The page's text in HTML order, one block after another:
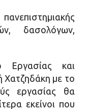
δασολόγων,
και
με το
εργασίας θα
εκείνοι που